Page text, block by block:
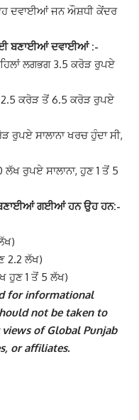
ਦਵਾਈਆਂ ਜਨ ਔਸ਼ਧੀ ਕੇਂਦਰ
ਬਣਾਈਆਂ ਦਵਾਈਆਂ :-
ਲਗਭਗ 3.5 ਕਰੋੜ ਰੁਪਏ
2.5 ਕਰੋੜ ਤੋਂ 6.5 ਕਰੋੜ ਰੁਪਏ
ਰੁਪਏ ਸਾਲਾਨਾ ਖਰਚ ਹੁੰਦਾ ਸੀ,
ਰੁਪਏ ਸਾਲਾਨਾ, ਹੁਣ 1 ਤੋਂ 5
ਗਈਆਂ ਹਨ ਉਹ ਹਨ:-
2.2 ਲੱਖ)
ਹੁਣ 1 ਤੋਂ 5 ਲੱਖ)
for informational
not be taken to
of Global Punjab
or affiliates.